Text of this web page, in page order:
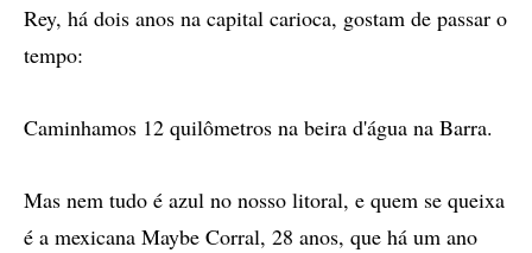
Rey, há dois anos na capital carioca, gostam de passar o
tempo:
Caminhamos 12 quilômetros na beira d'água na Barra.
Mas nem tudo é azul no nosso litoral, e quem se queixa
é a mexicana Maybe Corral, 28 anos, que há um ano